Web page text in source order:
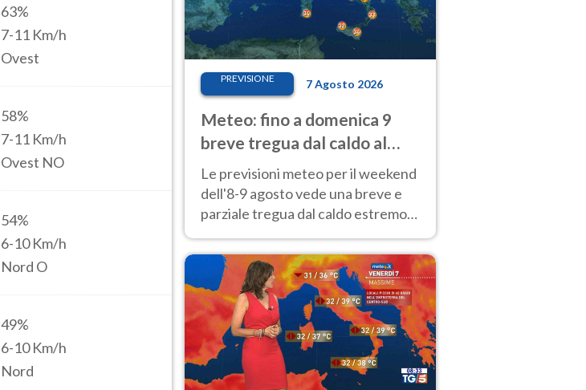
63%
7-11 Km/h
Ovest
58%
7-11 Km/h
Ovest NO
54%
6-10Km/h
Nord O
49%
6-10Km/h
Nord
PREVISIONE 7 Agosto 2026
Meteo: fino a domenica 9
breve tregua dal caldo al
Nord! Altrove calura e afa
Le previsioni meteo per il weekend
dell'8-9 agosto vede una breve e
parziale tregua dal caldo estremo
40 gradi.